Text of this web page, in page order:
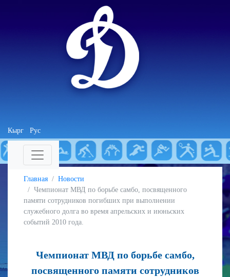
Кырг Рус
Главная
Новости
Чемпионат МВД по борьбе самбо, посвященного
памяти сотрудников погибших при выполнении
служебного долга во время апрельских и июньских
событий 2010 года.
Чемпионат МВД по борьбе самбо,
посвященного памяти сотрудников